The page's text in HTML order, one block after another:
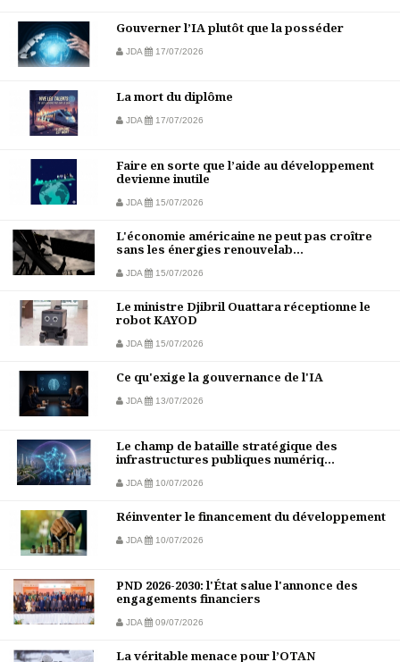
Gouverner l’IA plutôt que la posséder
JDA 17/07/2026
La mort du diplôme
JDA 17/07/2026
Faire en sorte que l’aide au développement
devienne inutile
JDA 15/07/2026
L'économie américaine ne peut pas croître
sans les énergies renouvelab...
JDA 15/07/2026
Le ministre Djibril Ouattara réceptionne le
robot KAYOD
JDA 15/07/2026
Ce qu'exige la gouvernance de l'IA
JDA 13/07/2026
Le champ de bataille stratégique des
infrastructures publiques numériq...
JDA 10/07/2026
Réinventer le financement du développement
JDA 10/07/2026
PND 2026-2030: l'État salue l'annonce des
engagements financiers
JDA 09/07/2026
La véritable menace pour l’OTAN